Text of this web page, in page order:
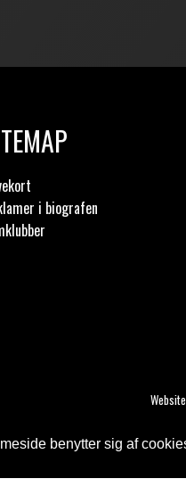
benytter sig af
i biografen